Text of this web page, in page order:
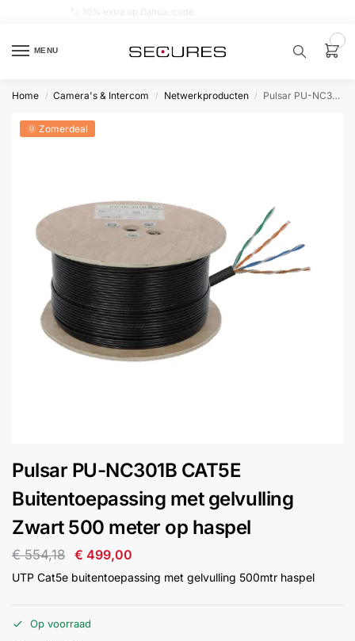
MENU
product…
Alarm
samenstellen
Alarm
met
installatie
&
Intercom
Branddetectie
Inbraakbeveiliging
Merken
Home / Camera's & Intercom / Netwerkproducten / Pulsar PU-NC301B CAT5E Buitentoepassing met gelvulling Zwart 500 meter op haspel
🌞 Zomerdeal
Pulsar PU-NC301B CAT5E
Buitentoepassing met gelvulling
Zwart 500 meter op haspel
€554,18 € 499,00
UTP Cat5e buitentoepassing met gelvulling 500mtr haspel
Op voorraad